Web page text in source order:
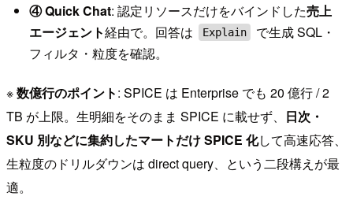
④ Quick Chat: 認定リソースだけをバインドした売上
エージェント経由で。回答は Explain
で生成 SQL・
フィルタ・粒度を確認。
※数億行のポイント: SPICE は Enterprise でも 20 億行 / 2
TB が上限。生明細をそのまま SPICE に載せず、 日次・
SKU 別などに集約したマートだけ SPICE 化して高速応答、
生粒度のドリルダウンは direct query、という二段構えが最
適。